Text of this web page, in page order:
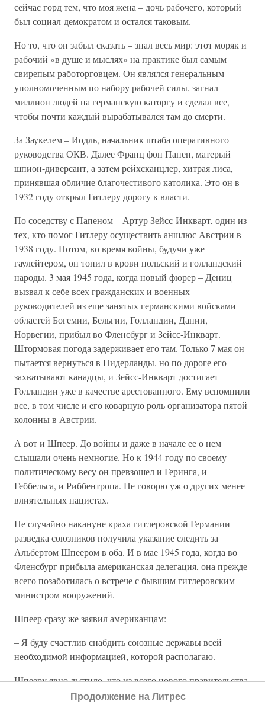
сейчас горд тем, что моя жена – дочь рабочего, который
был социал-демократом и остался таковым.
Но то, что он забыл сказать – знал весь мир: этот моряк и
рабочий «в душе и мыслях» на практике был самым
свирепым работорговцем. Он являлся генеральным
уполномоченным по набору рабочей силы, загнал
миллион людей на германскую каторгу и сделал все,
чтобы почти каждый вырабатывался там до смерти.
За Заукелем – Иодль, начальник штаба оперативного
руководства ОКВ. Далее Франц фон Папен, матерый
шпион-диверсант, а затем рейхсканцлер, хитрая лиса,
принявшая обличие благочестивого католика. Это он в
1932 году открыл Гитлеру дорогу к власти.
По соседству с Папеном – Артур Зейсс-Инкварт, один из
тех, кто помог Гитлеру осуществить аншлюс Австрии в
1938 году. Потом, во время войны, будучи уже
гаулейтером, он топил в крови польский и голландский
народы. 3 мая 1945 года, когда новый фюрер – Дениц
вызвал к себе всех гражданских и военных
руководителей из еще занятых германскими войсками
областей Богемии, Бельгии, Голландии, Дании,
Норвегии, прибыл во Фленсбург и Зейсс-Инкварт.
Штормовая погода задерживает его там. Только 7 мая он
пытается вернуться в Нидерланды, но по дороге его
захватывают канадцы, и Зейсс-Инкварт достигает
Голландии уже в качестве арестованного. Ему вспомнили
все, в том числе и его коварную роль организатора пятой
колонны в Австрии.
А вот и Шпеер. До войны и даже в начале ее о нем
слышали очень немногие. Но к 1944 году по своему
политическому весу он превзошел и Геринга, и
Геббельса, и Риббентропа. Не говорю уж о других менее
влиятельных нацистах.
Не случайно накануне краха гитлеровской Германии
разведка союзников получила указание следить за
Альбертом Шпеером в оба. И в мае 1945 года, когда во
Фленсбург прибыла американская делегация, она прежде
всего позаботилась о встрече с бывшим гитлеровским
министром вооружений.
Шпеер сразу же заявил американцам:
– Я буду счастлив снабдить союзные державы всей
необходимой информацией, которой располагаю.
Шпееру явно льстило, что из всего нового правительства
Деница он был первым, к кому обратились
Продолжение на Литрес